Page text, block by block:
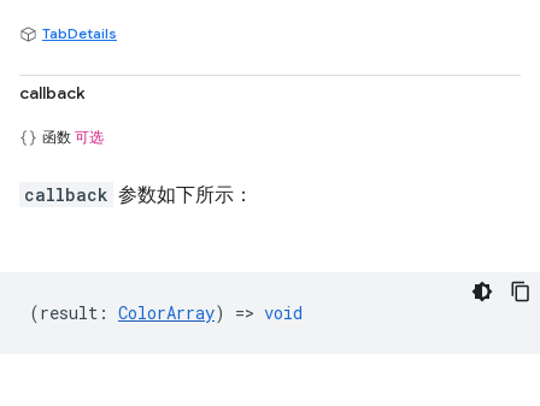
TabDetails
callback
函数 可选
callback 参数如下所示：
(result : ColorArray) => void